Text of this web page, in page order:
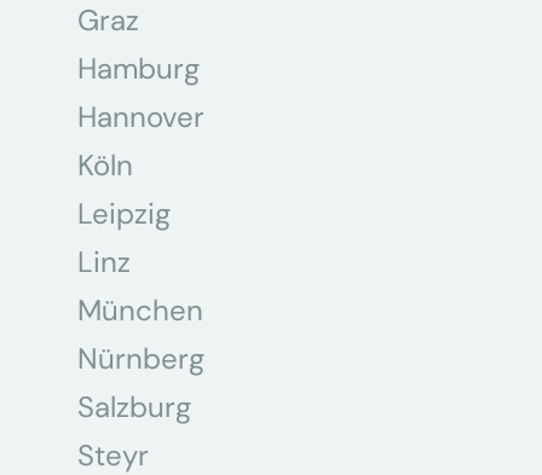
Graz
Hamburg
Hannover
Köln
Leipzig
Linz
München
Nürnberg
Salzburg
Steyr